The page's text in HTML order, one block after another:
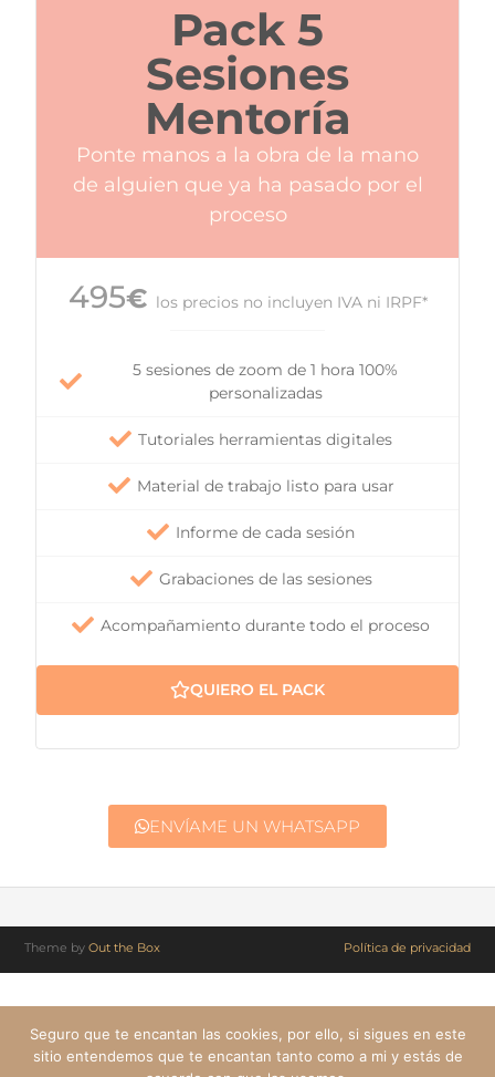
Pack 5
Sesiones
Mentoría
Ponte manos a la obra de la mano
de alguien que ya ha pasado por el
proceso
495€ los precios no incluyen IVA ni IRPF*
5 sesiones de zoom de 1 hora 100%
personalizadas
Tutoriales herramientas digitales
Material de trabajo listo para usar
Informe de cada sesión
Grabaciones de las sesiones
Acompañamiento durante todo el proceso
QUIERO EL PACK
ENVÍAME UN WHATSAPP
Theme by Out the Box Política de privacidad
Seguro que te encantan las cookies, por ello, si sigues en este
sitio entendemos que te encantan tanto como a mi y estás de